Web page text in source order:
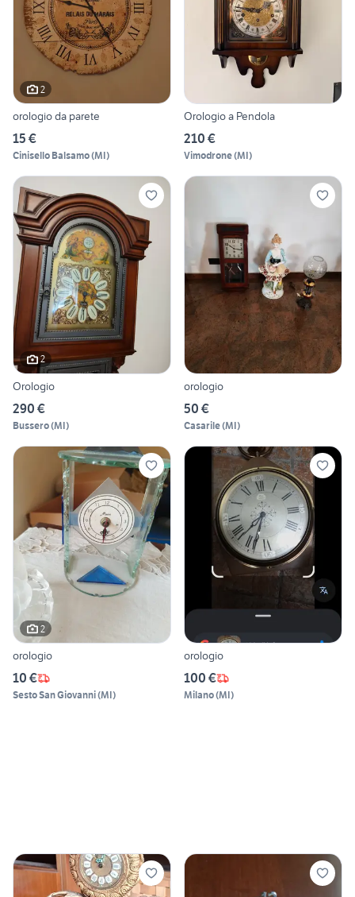
2
orologio da parete
15 €
Cinisello Balsamo(MI)
Orologio a Pendola
210 €
Vimodrone(MI)
2
Orologio
290 €
Bussero(MI)
orologio
50 €
Casarile(MI)
2
orologio
10 €
Sesto San Giovanni(MI)
orologio
100 €
Milano(MI)